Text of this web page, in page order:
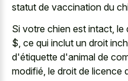
statut de vaccination du
Si votre chien est intact,
$, ce qui inclut un droit
d'étiquette d'animal de
modifié, le droit de licence